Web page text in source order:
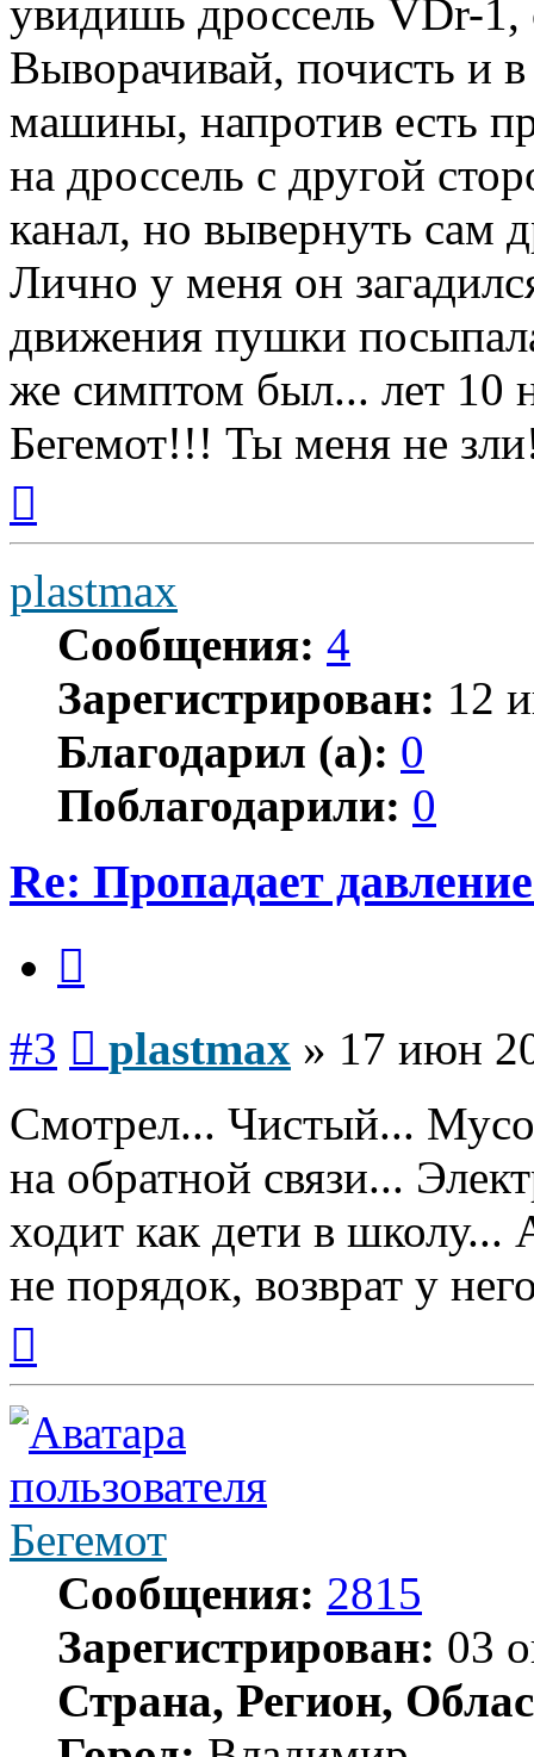
увидишь дроссель VDr-
Выворачивай, почисть и
машины, напротив есть
на дроссель с другой
канал, но вывернуть сам
Лично у меня он
движения пушки
же симптом был... лет 10
Бегемот!!! Ты меня не
началу
plastmax
Сообщения: 4
Зарегистрирован: 12
Благодарил (а): 0
Поблагодарили: 0
Re: Пропадает
#3 plastmax » 17 июн
Смотрел... Чистый...
на обратной связи...
ходит как дети в школу...
не порядок, возврат у
началу
Бегемот
Сообщения: 2815
Зарегистрирован: 03
Страна, Регион,